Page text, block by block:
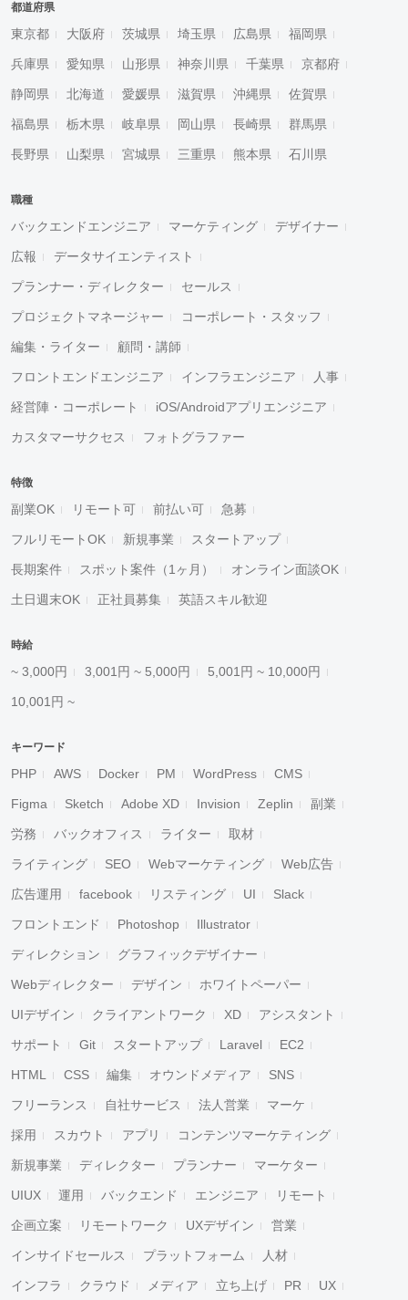
都道府県
東京都 大阪府 茨城県 埼玉県 広島県 福岡県
兵庫県 愛知県 山形県 神奈川県 千葉県 京都府
静岡県 北海道 愛媛県 滋賀県 沖縄県 佐賀県
福島県 栃木県 岐阜県 岡山県 長崎県 群馬県
長野県 山梨県 宮城県 三重県 熊本県 石川県
職種
バックエンドエンジニア マーケティング デザイナー
広報 データサイエンティスト
プランナー・ディレクター セールス
プロジェクトマネージャー コーポレート・スタッフ
編集・ライター 顧問・講師
フロントエンドエンジニア インフラエンジニア 人事
経営陣・コーポレート iOS/Androidアプリエンジニア
カスタマーサクセス フォトグラファー
特徴
副業OK リモート可 前払い可 急募
フルリモートOK 新規事業 スタートアップ
長期案件 スポット案件（1ヶ月） オンライン面談OK
土日週末OK 正社員募集 英語スキル歓迎
時給
~ 3,000円 3,001円 ~ 5,000円 5,001円 ~ 10,000円
10,001円 ~
キーワード
PHP AWS Docker PM WordPress CMS
Figma Sketch Adobe XD Invision Zeplin 副業
労務 バックオフィス ライター 取材
ライティング SEO Webマーケティング Web広告
広告運用 facebook リスティング UI Slack
フロントエンド Photoshop Illustrator
ディレクション グラフィックデザイナー
Webディレクター デザイン ホワイトペーパー
UIデザイン クライアントワーク XD アシスタント
サポート Git スタートアップ Laravel EC2
HTML CSS 編集 オウンドメディア SNS
フリーランス 自社サービス 法人営業 マーケ
採用 スカウト アプリ コンテンツマーケティング
新規事業 ディレクター プランナー マーケター
UIUX 運用 バックエンド エンジニア リモート
企画立案 リモートワーク UXデザイン 営業
インサイドセールス プラットフォーム 人材
インフラ クラウド メディア 立ち上げ PR UX